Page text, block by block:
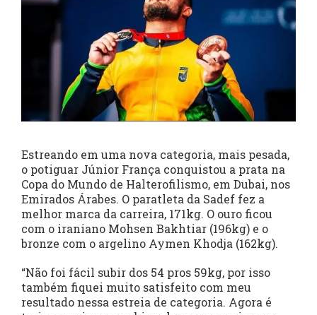
Estreando em uma nova categoria, mais pesada,
o potiguar Júnior França conquistou a prata na
Copa do Mundo de Halterofilismo, em Dubai, nos
Emirados Árabes. O paratleta da Sadef fez a
melhor marca da carreira, 171kg. O ouro ficou
com o iraniano Mohsen Bakhtiar (196kg) e o
bronze com o argelino Aymen Khodja (162kg).
“Não foi fácil subir dos 54 pros 59kg, por isso
também fiquei muito satisfeito com meu
resultado nessa estreia de categoria. Agora é